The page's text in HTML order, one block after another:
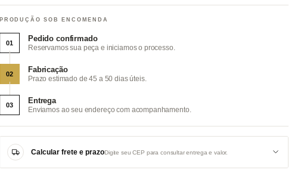
PRODUÇÃO SOB ENCOMENDA
01 Pedido confirmado
Reservamos sua peça e iniciamos o processo.
02 Fabricação
Prazo estimado de 45 a 50 dias úteis.
03 Entrega
Enviamos ao seu endereço com acompanhamento.
Calcular frete e prazoDigite seu CEP para consultar entrega e valor.